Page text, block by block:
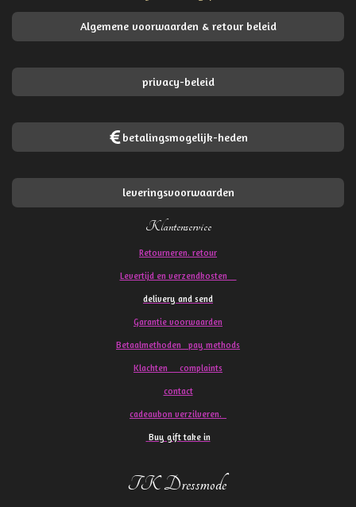
Algemene voorwaarden & retour beleid
privacy-beleid
betalingsmogelijk-heden
leveringsvoorwaarden
Klantenservice
Retourneren. retour
Levertijd en verzendkosten
delivery and send
Garantie voorwaarden
Betaalmethoden pay methods
Klachten complaints
contact
cadeaubon verzilveren.
Buy gift take in
TK Dressmode